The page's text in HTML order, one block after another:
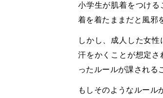
小学生が肌着をつける
着を着たままだと風邪
しかし
成人した女性
汗をかくことが想定
ったルールが課される
もしそのようなルール